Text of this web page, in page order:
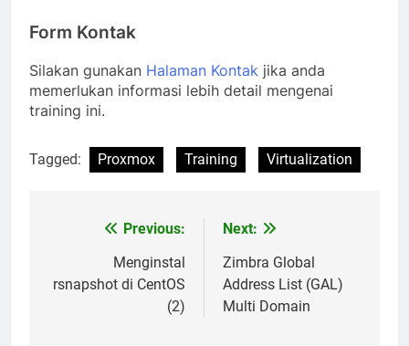
Form Kontak
Silakan gunakan Halaman Kontak jika anda
memerlukan informasi lebih detail mengenai
training ini.
Tagged: Proxmox Training Virtualization
navigation
Previous:
Menginstal
rsnapshot di CentOS
(2)
Next:
Zimbra Global
Address List (GAL)
Multi Domain